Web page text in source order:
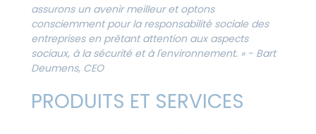
assurons un avenir meilleur et optons
consciemment pour la responsabilité sociale des
entreprises en prêtant attention aux aspects
sociaux, à la sécurité et à l'environnement. » - Bart
Deumens, CEO
PRODUITS ET SERVICES